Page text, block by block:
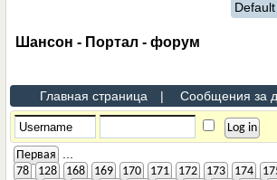
Шансон - Портал - форум
Главная страница | Сообщения за
Первая
78 128 168 169 170 171 172 173 174